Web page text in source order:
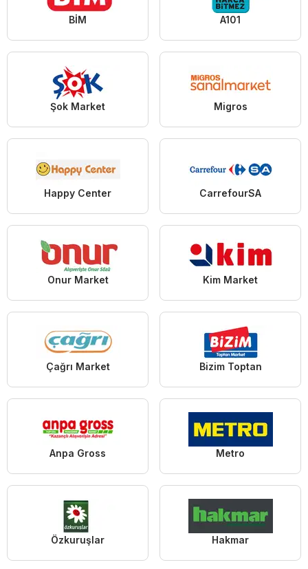
BİM A101
Şok Market Migros
Happy Center CarrefourSA
Onur Market Kim Market
Çağrı Market Bizim Toptan
Anpa Gross Metro
Özkuruşlar Hakmar